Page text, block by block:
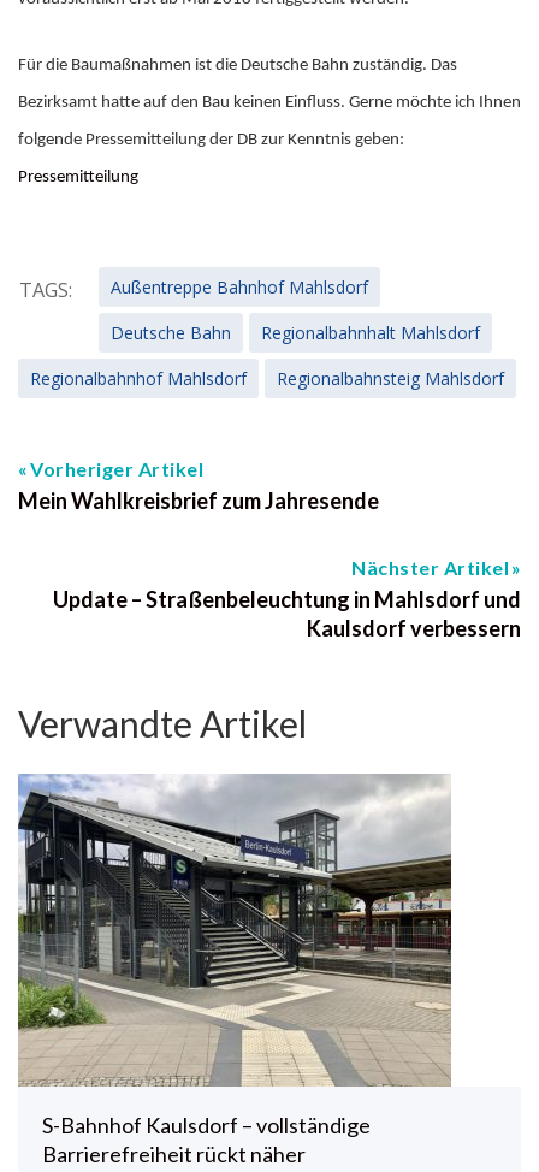
Für die Baumaßnahmen ist die Deutsche Bahn zuständig. Das
Bezirksamt hatte auf den Bau keinen Einfluss. Gerne möchte ich Ihnen
folgende Pressemitteilung der DB zur Kenntnis geben:
Pressemitteilung
TAGS:
Außentreppe Bahnhof Mahlsdorf
Deutsche Bahn
Regionalbahnhalt Mahlsdorf
Regionalbahnhof Mahlsdorf
Regionalbahnsteig Mahlsdorf
Vorheriger Artikel
Mein Wahlkreisbrief zum Jahresende
Nächster Artikel
Update – Straßenbeleuchtung in Mahlsdorf und
Kaulsdorf verbessern
Verwandte Artikel
S-Bahnhof Kaulsdorf – vollständige
Barrierefreiheit rückt näher